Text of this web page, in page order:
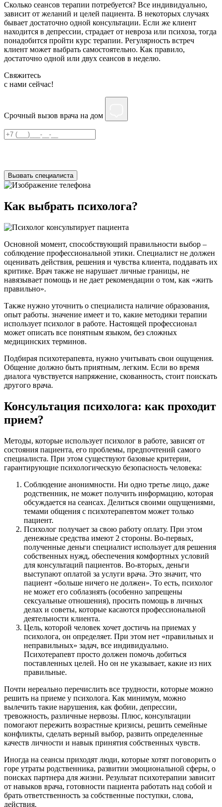
Сколько сеансов терапии потребуется? Все индивидуально,
зависит от желаний и целей пациента. В некоторых случаях
бывает достаточно одной консультации. Если же клиент
находится в депрессии, страдает от невроза или психоза, тогда
понадобится пройти курс терапии. Регулярность встреч
клиент может выбрать самостоятельно. Как правило,
достаточно одной или двух сеансов в неделю.
Свяжитесь
c нами сейчас!
Срочный вызов врача на дом
Вызвать специалиста
Как выбрать психолога?
Основной момент, способствующий правильности выбор –
соблюдение профессиональной этики. Специалист не должен
оценивать действия, решения и чувства клиента, поддавать их
критике. Врач также не нарушает личные границы, не
навязывает помощь и не дает рекомендации о том, как «жить
правильно».
Также нужно уточнить о специалиста наличие образования,
опыт работы. значение имеет и то, какие методики терапии
использует психолог в работе. Настоящей профессионал
может описать все понятным языком, без сложных
медицинских терминов.
Подбирая психотерапевта, нужно учитывать свои ощущения.
Общение должно быть приятным, легким. Если во время
диалога чувствуется напряжение, скованность, стоит поискать
другого врача.
Консультация психолога: как проходит
прием?
Методы, которые использует психолог в работе, зависят от
состояния пациента, его проблемы, предпочтений самого
специалиста. При этом существуют базовые критерии,
гарантирующие психологическую безопасность человека:
Соблюдение анонимности. Ни одно третье лицо, даже
родственник, не может получить информацию, которая
обсуждается на сеансах. Делиться своими ощущениями,
темами общения с психотерапевтом может только
пациент.
Психолог получает за свою работу оплату. При этом
денежные средства имеют 2 стороны. Во-первых,
полученные деньги специалист использует для решения
собственных нужд, обеспечения комфортных условий
для консультаций пациентов. Во-вторых, деньги
выступают оплатой за услуги врача. Это значит, что
пациент «больше ничего не должен». То есть, психолог
не может его соблазнять (особенно запрещены
сексуальные отношения), просить помощь в личных
делах и советы, которые касаются профессиональной
деятельности клиента.
Цель, которой человек хочет достичь на приемах у
психолога, он определяет. При этом нет «правильных и
неправильных» задач, все индивидуально.
Психотерапевт просто должен помочь добиться
поставленных целей. Но он не указывает, какие из них
правильные.
Почти нереально перечислить все трудности, которые можно
решить на приеме у психолога. Как минимум, можно
вылечить такие нарушения, как фобии, депрессии,
тревожность, различные нервозы. Плюс, консультации
помогают пережить возрастные кризисы, решить семейные
конфликты, сделать верный выбор, развить определенные
качеств личности и навык принятия собственных чувств.
Иногда на сеансы приходят люди, которые хотят поговорить о
горе утраты родственника, развитии эмоциональной сферы, о
поисках партнера для жизни. Результат психотерапии зависит
от навыков врача, готовности пациента работать над собой и
брать ответственность за собственные поступки, слова,
действия.